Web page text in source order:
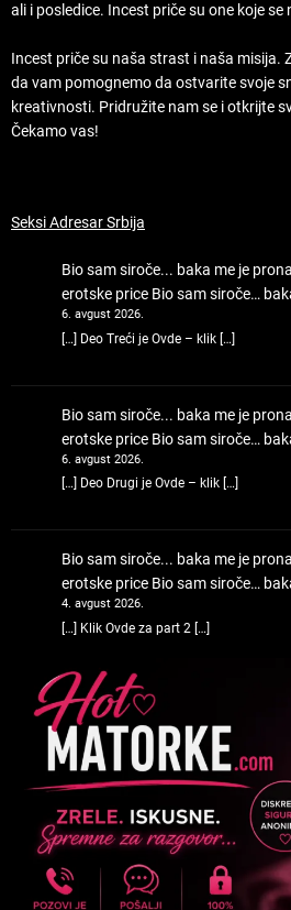
ali i posledice. Incest priče su one koje se
Incest priče su naša strast i naša misija.
da vam pomognemo da ostvarite svoje
kreativnosti. Pridružite nam se i otkrijte
Čekamo vas!
Seksi Adresar Srbija
Bio sam siroče... baka me je
erotske price Bio sam siroče…
6. avgust 2026.
[…] Deo Treći je Ovde – klik […]
Bio sam siroče... baka me je
erotske price Bio sam siroče…
6. avgust 2026.
[…] Deo Drugi je Ovde – klik […]
Bio sam siroče... baka me je
erotske price Bio sam siroče…
4. avgust 2026.
[…] Klik Ovde za part 2 […]